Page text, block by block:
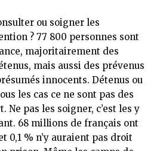
ou soigner les
? 77 800 personnes sont
majoritairement des
mais aussi des prévenus
innocents. Détenus ou
les cas ce ne sont pas des
Ne pas les soigner, c’est les y
68 millions de français ont
0,1 % n’y auraient pas droit